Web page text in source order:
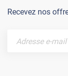
Recevez nos